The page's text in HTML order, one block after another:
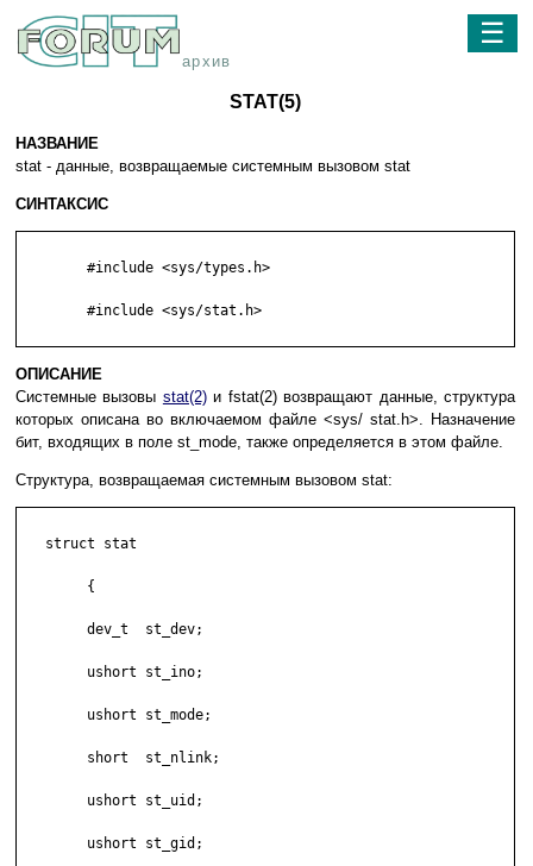
архив
☰
STAT(5)
НАЗВАНИЕ
stat - данные, возвращаемые системным вызовом stat
СИНТАКСИС
        #include <sys/types.h>
        #include <sys/stat.h>
ОПИСАНИЕ
Системные вызовы stat(2)и fstat(2) возвращают данные, структура
которых описана во включаемом файле <sys/ stat.h>. Назначение
бит, входящих в поле st_mode, также определяется в этом файле.
Структура, возвращаемая системным вызовом stat:
   struct stat